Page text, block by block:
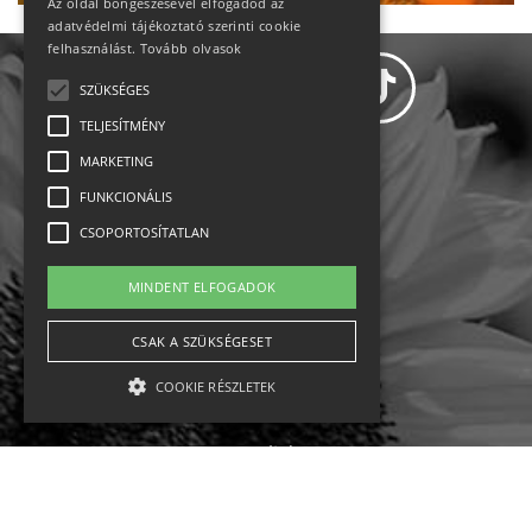
Állásajánlatok
Impresszum-kapcsolat
Jogi nyilatkozat
English
adatvédelmi tájékoztató szerinti cookie
felhasználást. Tovább olvasok
SZÜKSÉGES
TELJESÍTMÉNY
MARKETING
FUNKCIONÁLIS
CSOPORTOSÍTATLAN
MINDENT ELFOGADOK
CSAK A SZÜKSÉGESET
COOKIE RÉSZLETEK